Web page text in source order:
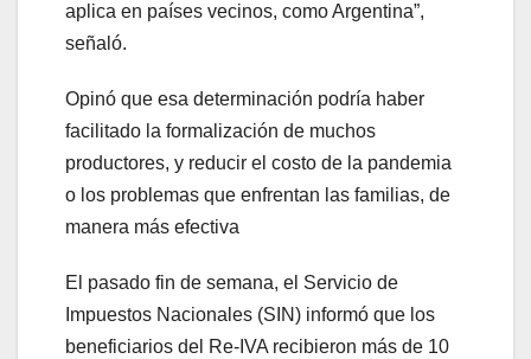
aplica en países vecinos, como Argentina”,
señaló.
Opinó que esa determinación podría haber
facilitado la formalización de muchos
productores, y reducir el costo de la pandemia
o los problemas que enfrentan las familias, de
manera más efectiva
El pasado fin de semana, el Servicio de
Impuestos Nacionales (SIN) informó que los
beneficiarios del Re-IVA recibieron más de 10